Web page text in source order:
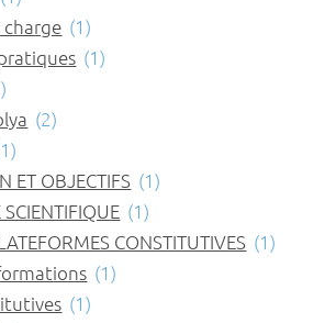
charge (1)
(1)
(2)
ET OBJECTIFS (1)
(1)
CONSTITUTIVES (1)
(1)
(1)